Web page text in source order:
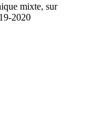
mixte, sur
2020